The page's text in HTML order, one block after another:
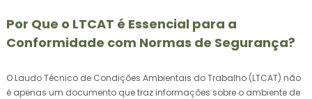
Por Que o LTCAT é Essencial para a
Conformidade com Normas de Segurança?
O Laudo Técnico de Condições Ambientais do Trabalho (LTCAT) não
é apenas um documento que traz informações sobre o ambiente de